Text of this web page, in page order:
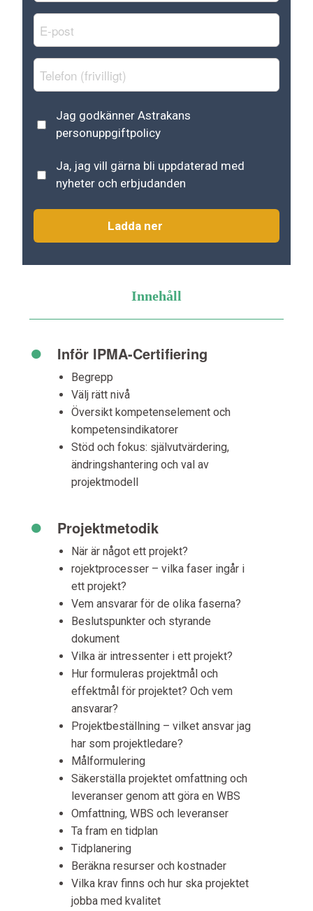
E-
post *
Telefon
Astrakans
personuppgiftspolicy *
Jag godkänner Astrakans
personuppgiftpolicy
Nyhetsbrev
Ja, jag vill gärna bli uppdaterad med
nyheter och erbjudanden
Innehåll
• Inför IPMA-Certifiering
Begrepp
Välj rätt nivå
Översikt kompetenselement och
kompetensindikatorer
Stöd och fokus: självutvärdering,
ändringshantering och val av
projektmodell
• Projektmetodik
När är något ett projekt?
rojektprocesser – vilka faser ingår i
ett projekt?
Vem ansvarar för de olika faserna?
Beslutspunkter och styrande
dokument
Vilka är intressenter i ett projekt?
Hur formuleras projektmål och
effektmål för projektet? Och vem
ansvarar?
Projektbeställning – vilket ansvar jag
har som projektledare?
Målformulering
Säkerställa projektet omfattning och
leveranser genom att göra en WBS
Omfattning, WBS och leveranser
Ta fram en tidplan
Tidplanering
Beräkna resurser och kostnader
Vilka krav finns och hur ska projektet
jobba med kvalitet